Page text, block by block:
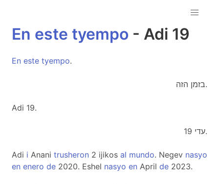
En este tyempo - Adi 19
En este tyempo.
בזמן הזה.
Adi 19.
עדי 19.
Adi i Anani trusheron 2 ijikos al mundo. Negev nasyo
en enero de 2020. Eshel nasyo en April de 2023.